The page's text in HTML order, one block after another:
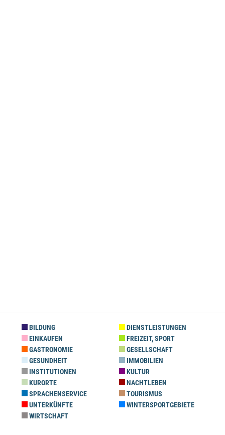
BILDUNG
DIENSTLEISTUNGEN
EINKAUFEN
FREIZEIT, SPORT
GASTRONOMIE
GESELLSCHAFT
GESUNDHEIT
IMMOBILIEN
INSTITUTIONEN
KULTUR
KURORTE
NACHTLEBEN
SPRACHENSERVICE
TOURISMUS
UNTERKÜNFTE
WINTERSPORTGEBIETE
WIRTSCHAFT